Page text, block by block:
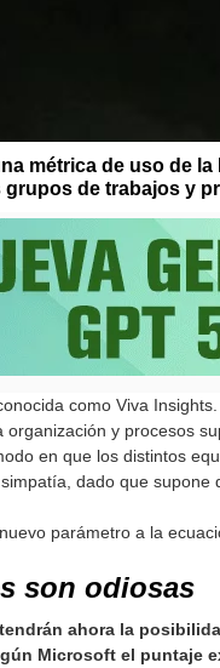
métrica de uso de
de trabajos y
como Viva
y procesos
en que los distintos
dado que
parámetro a la
son odiosas
ahora la
Microsoft el puntaje